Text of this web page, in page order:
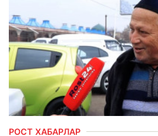
РОСТ ХАБАРЛАР